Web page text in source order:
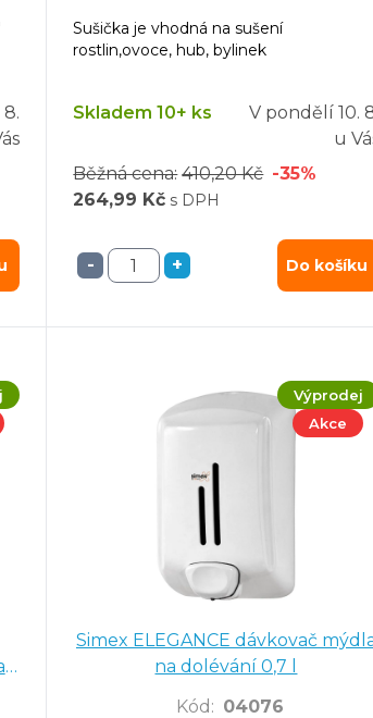
8.
Sušička je vhodná na sušení
rostlin,ovoce, hub, bylinek
Skladem 10+ ks V pondělí 10.
u
Běžná cena: 410,20 Kč -35%
264,99 Kč s DPH
- + Do košíku
Výprodej
Akce
Simex ELEGANCE dávkovač
na dolévání 0,7 l
Kód : 04076